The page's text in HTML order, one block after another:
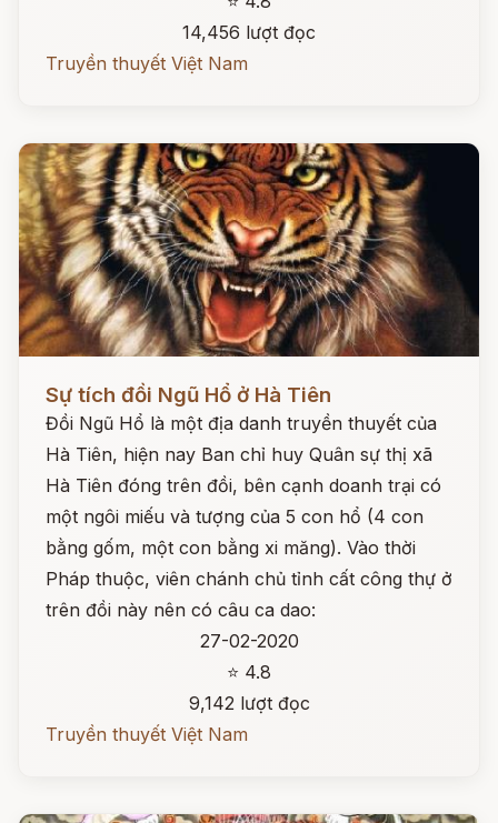
14,456 lượt đọc
Truyền thuyết Việt Nam
Sự tích đồi Ngũ Hổ ở Hà Tiên
Đồi Ngũ Hổ là một địa danh truyền thuyết của
Hà Tiên, hiện nay Ban chỉ huy Quân sự thị xã
Hà Tiên đóng trên đồi, bên cạnh doanh trại có
một ngôi miếu và tượng của 5 con hổ (4 con
bằng gốm, một con bằng xi măng). Vào thời
Pháp thuộc, viên chánh chủ tỉnh cất công thự ở
trên đồi này nên có câu ca dao:
27-02-2020
⭐ 4.8
9,142 lượt đọc
Truyền thuyết Việt Nam